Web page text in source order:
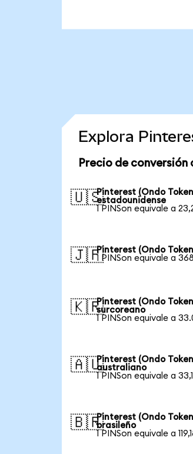
Explora
Precio de conversión
🇺🇸Pinterest (Ondo
estadounidense
1 PINSon equivale a
🇯🇵Pinterest (Ondo
1 PINSon equivale a
🇰🇷Pinterest (Ondo
surcoreano
1 PINSon equivale a
🇦🇺Pinterest (Ondo
australiano
1 PINSon equivale a
🇧🇷Pinterest (Ondo
brasileño
1 PINSon equivale a